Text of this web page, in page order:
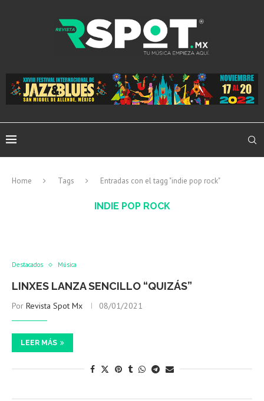
Home Tags Entradas con el tagg "indie pop rock"
INDIE POP ROCK
Destacados Música
LINXES LANZA SENCILLO “QUIZÁS”
Por Revista Spot Mx 08/01/2021
LEER MÁS